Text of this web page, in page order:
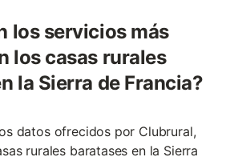
los servicios más
los casas rurales
la Sierra de Francia?
datos ofrecidos por Clubrural,
rurales baratases en la Sierra